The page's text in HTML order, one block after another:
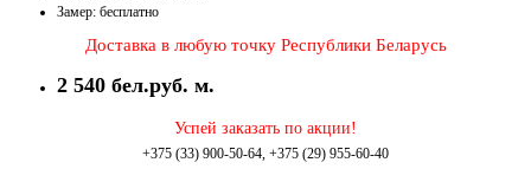
Замер: бесплатно
Доставка в любую точку Республики Беларусь
2 540 бел.руб. м.
Успей заказать по акции!
+375 (33) 900-50-64, +375 (29) 955-60-40